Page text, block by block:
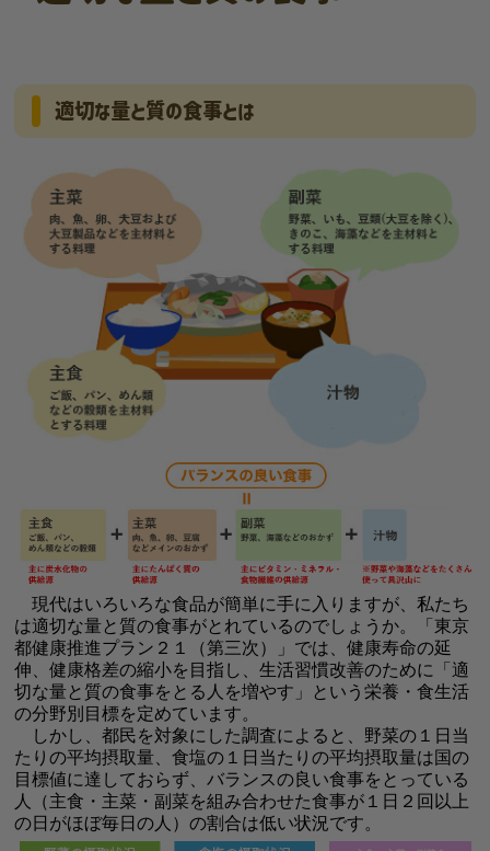
適切な量と質の食事とは
現代はいろいろな食品が簡単に手に入りますが、私たち
は適切な量と質の食事がとれているのでしょうか。「東京
都健康推進プラン２１（第三次）」では、健康寿命の延
伸、健康格差の縮小を目指し、生活習慣改善のために「適
切な量と質の食事をとる人を増やす」という栄養・食生活
の分野別目標を定めています。
しかし、都民を対象にした調査によると、野菜の１日当
たりの平均摂取量、食塩の１日当たりの平均摂取量は国の
目標値に達しておらず、バランスの良い食事をとっている
人（主食・主菜・副菜を組み合わせた食事が１日２回以上
の日がほぼ毎日の人）の割合は低い状況です。